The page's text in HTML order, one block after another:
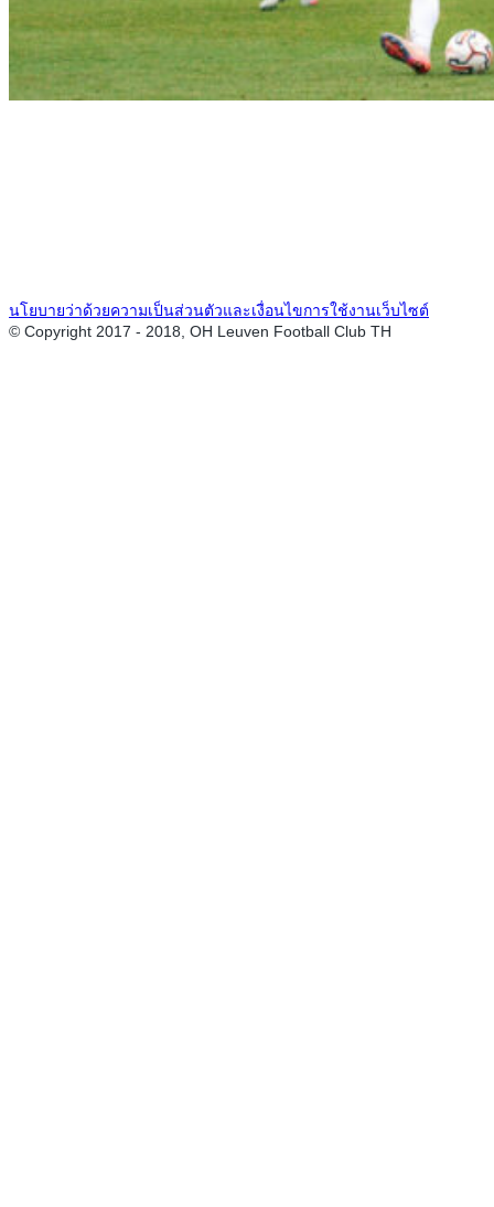
นโยบายว่าด้วยความเป็นส่วนตัวและเงื่อนไขการใช้งานเว็บไซต์
© Copyright 2017 - 2018, OH Leuven Football Club TH